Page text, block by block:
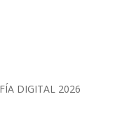
DIGITAL 2026